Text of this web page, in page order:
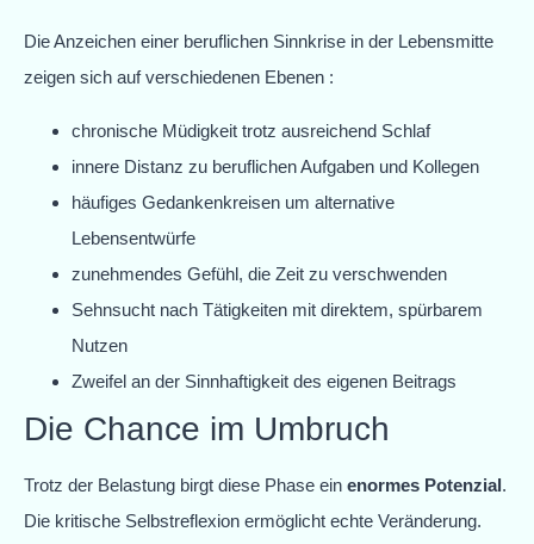
Die Anzeichen einer beruflichen Sinnkrise in der Lebensmitte
zeigen sich auf verschiedenen Ebenen :
chronische Müdigkeit trotz ausreichend Schlaf
innere Distanz zu beruflichen Aufgaben und Kollegen
häufiges Gedankenkreisen um alternative
Lebensentwürfe
zunehmendes Gefühl, die Zeit zu verschwenden
Sehnsucht nach Tätigkeiten mit direktem, spürbarem
Nutzen
Zweifel an der Sinnhaftigkeit des eigenen Beitrags
Die Chance im Umbruch
Trotz der Belastung birgt diese Phase ein enormes Potenzial.
Die kritische Selbstreflexion ermöglicht echte Veränderung.